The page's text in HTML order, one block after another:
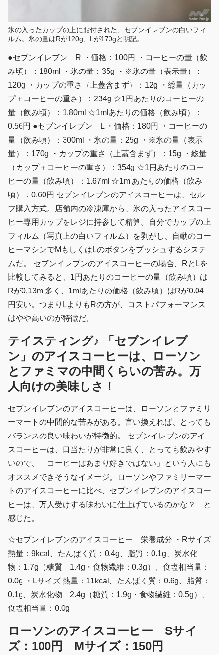
氷の入ったカップの上に貼付された、セブンイレブンの白いフィ
ルム。氷の量はRが120g、Lが170gと明記。
●セブンイレブン R ・価格：100円 ・コーヒーの量（飲
み頃）：180ml ・氷の量：35g ・※氷の量（表示量）：
120g ・カップの重さ（上蓋含まず）：12g ・総量（カッ
プ＋コーヒーの重さ）：234g ☆1円あたりのコーヒーの
量（飲み頃）：1.80ml ☆1mlあたりの価格（飲み頃）：
0.56円 ●セブンイレブン L ・価格：180円 ・コーヒーの
量（飲み頃）：300ml ・氷の量：25g ・※氷の量（表示
量）：170g ・カップの重さ（上蓋含まず）：15g ・総量
（カップ＋コーヒーの重さ）：354g ☆1円あたりのコー
ヒーの量（飲み頃）：1.67ml ☆1mlあたりの価格（飲み
頃）：0.60円 セブンイレブンのアイスコーヒーは、セル
フ購入方式。店舗内の冷凍庫から、氷の入ったアイスコー
ヒー専用カップをレジに持参して精算。自分でカップの上
フィルム（写真上の白いフィルム）を剥がし、自動のコー
ヒーマシンでMもしくはLのボタンをプッシュするシステ
ムだ。 セブンイレブンのアイスコーヒーの場合、RとLを
比較してみると、1円あたりのコーヒーの量（飲み頃）は
Rが0.13ml多く、1mlあたりの価格（飲み頃）はRが0.04
円安い。つまりLよりもRの方が、コストパフォーマンス
はやや高いのが特徴だ。
テイスティング♪ 「セブンイレブ
ン」のアイスコーヒーは、ローソン
とファミマの中間くらいの苦み。万
人向けの美味しさ！
セブンイレブンのアイスコーヒーは、ローソンとファミリ
ーマートの中間的な苦みがある。言い換えれば、とっても
バランスの良い味わいが特徴的。 セブンイレブンのアイ
スコーヒーは、口当たりが非常に良く、とっても飲みやす
いので、「コーヒーはあまり好きではない」という人にも
オススメできそうなイメージ。ローソンやファミリーマー
トのアイスコーヒーに比べ、セブンイレブンのアイスコー
ヒーは、万人受けする味わいに仕上げているのかな？ と
感じた。
☆セブンイレブンのアイスコーヒー 栄養成分 ・Rサイズ
熱量：9kcal、たんぱく質：0.4g、脂質：0.1g、炭水化
物：1.7g（糖質：1.4g・食物繊維：0.3g）、食塩相当量：
0.0g ・Lサイズ 熱量：11kcal、たんぱく質：0.6g、脂質：
0.1g、炭水化物：2.4g（糖質：1.9g・食物繊維：0.5g）、
食塩相当量：0.0g
ローソンのアイスコーヒー Sサイ
ズ：100円 Mサイズ：150円